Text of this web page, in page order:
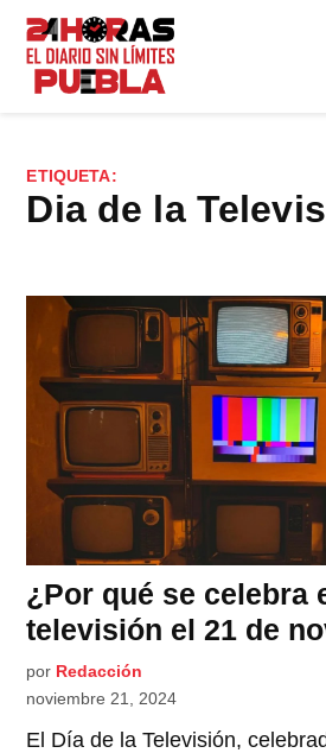
Saltar
contenido
ETIQUETA:
Dia de la
¿Por qué se celebra
televisión el 21 de
por Redacción
noviembre 21, 2024
El Día de la Televisión,